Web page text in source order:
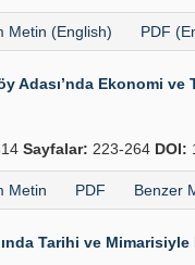
Metin (English) PDF
Adası’nda Ekonomi ve
Sayfalar: 223-264 DOI:
Metin PDF Benzer
Tarihi ve